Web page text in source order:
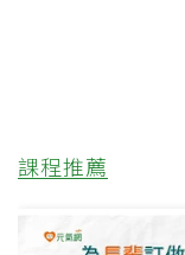
課程推薦